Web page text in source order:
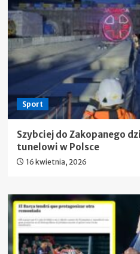
Sport
Szybciej do Zakopanego
tunelowi w Polsce
16 kwietnia, 2026